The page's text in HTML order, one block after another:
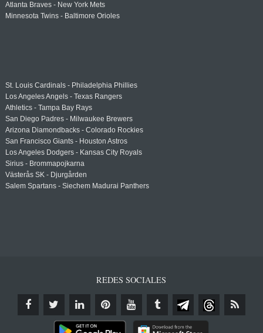
Atlanta Braves - New York Mets
Minnesota Twins - Baltimore Orioles
St. Louis Cardinals - Philadelphia Phillies
Los Angeles Angels - Texas Rangers
Athletics - Tampa Bay Rays
San Diego Padres - Milwaukee Brewers
Arizona Diamondbacks - Colorado Rockies
San Francisco Giants - Houston Astros
Los Angeles Dodgers - Kansas City Royals
Sirius - Brommapojkarna
Västerås SK - Djurgården
Salem Spartans - Siechem Madurai Panthers
REDES SOCIALES